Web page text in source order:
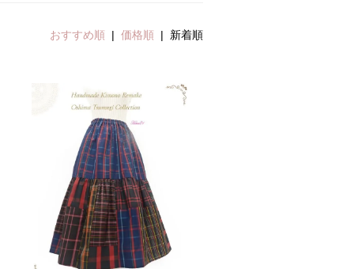
おすすめ順 | 価格順 | 新着順